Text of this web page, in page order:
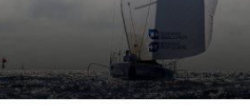
en or à Long